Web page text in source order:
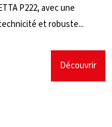
P222, avec une
et robuste...
Découvrir